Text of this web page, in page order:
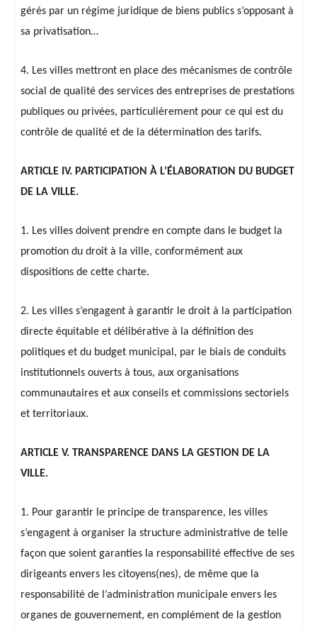
gérés par un régime juridique de biens publics s’opposant à
sa privatisation…
4. Les villes mettront en place des mécanismes de contrôle
social de qualité des services des entreprises de prestations
publiques ou privées, particulièrement pour ce qui est du
contrôle de qualité et de la détermination des tarifs.
ARTICLE IV. PARTICIPATION À L’ÉLABORATION DU BUDGET
DE LA VILLE.
1. Les villes doivent prendre en compte dans le budget la
promotion du droit à la ville, conformément aux
dispositions de cette charte.
2. Les villes s’engagent à garantir le droit à la participation
directe équitable et délibérative à la définition des
politiques et du budget municipal, par le biais de conduits
institutionnels ouverts à tous, aux organisations
communautaires et aux conseils et commissions sectoriels
et territoriaux.
ARTICLE V. TRANSPARENCE DANS LA GESTION DE LA
VILLE.
1. Pour garantir le principe de transparence, les villes
s’engagent à organiser la structure administrative de telle
façon que soient garanties la responsabilité effective de ses
dirigeants envers les citoyens(nes), de même que la
responsabilité de l’administration municipale envers les
organes de gouvernement, en complément de la gestion